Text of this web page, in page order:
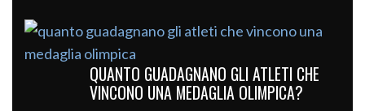
QUANTO GUADAGNANO GLI ATLETI CHE
VINCONO UNA MEDAGLIA OLIMPICA?